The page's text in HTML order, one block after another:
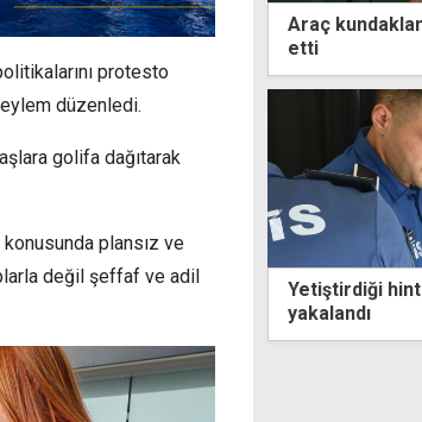
protesto
düzenledi.
golifa dağıtarak
konusunda plansız ve
değil şeffaf ve adil
Araç
etti
sularken
Arıklı, UBP-
kurulmasını